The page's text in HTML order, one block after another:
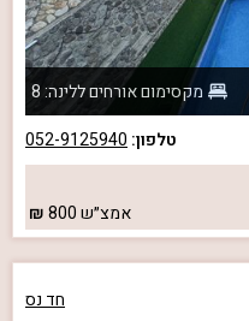
מקסימום אורחים ללינה: 8
טלפון: 052-9125940
אמצ״ש800
חד נס